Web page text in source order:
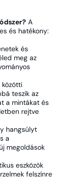
A
és hatékony:
és
meg az
teszik az
a mintákat és
rejtve
hangsúlyt
a
megoldások
eszközök
felszínre